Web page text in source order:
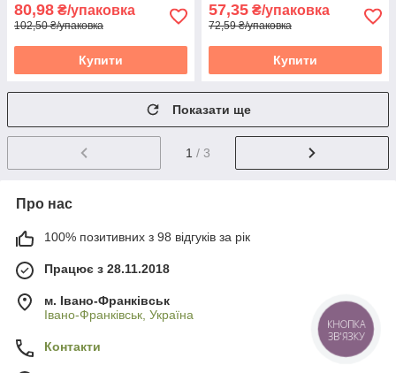
80,98 ₴/упаковка
102,50 ₴/упаковка
Купити
57,35 ₴/упаковка
72,59 ₴/упаковка
Купити
Показати ще
1 / 3
Про нас
100% позитивних з 98 відгуків за рік
Працює з 28.11.2018
м. Івано-Франківськ
Івано-Франківськ, Україна
Контакти
КНОПКА
ЗВ'ЯЗКУ